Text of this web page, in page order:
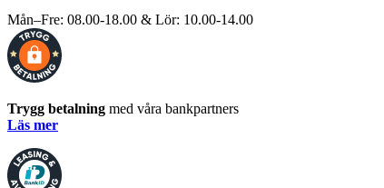
Mån–Fre: 08.00-18.00 & Lör: 10.00-14.00
Trygg betalning med våra bankpartners
Läs mer